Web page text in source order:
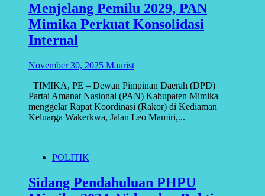
Menjelang Pemilu 2029, PAN
Mimika Perkuat Konsolidasi
Internal
November 30, 2025 Maurist
TIMIKA, PE – Dewan Pimpinan Daerah (DPD)
Partai Amanat Nasional (PAN) Kabupaten Mimika
menggelar Rapat Koordinasi (Rakor) di Kediaman
Keluarga Wakerkwa, Jalan Leo Mamiri,...
POLITIK
Sidang Pendahuluan PHPU